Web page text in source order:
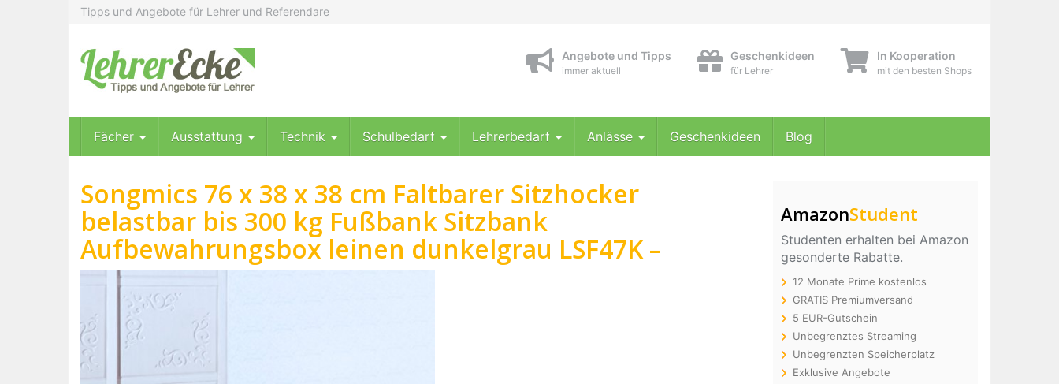
Tipps und Angebote für Lehrer und Referendare
Angebote und Tipps
immer aktuell
Geschenkideen
für Lehrer
In Kooperation
mit den besten Shops
Fächer Ausstattung Technik Schulbedarf Lehrerbedarf Anlässe Geschenkideen Blog
Songmics 76 x 38 x 38 cm Faltbarer Sitzhocker
belastbar bis 300 kg Fußbank Sitzbank
Aufbewahrungsbox leinen dunkelgrau LSF47K –
AmazonStudent
Studenten erhalten bei Amazon
gesonderte Rabatte.
12 Monate Prime kostenlos
GRATIS Premiumversand
5 EUR-Gutschein
Unbegrenztes Streaming
Unbegrenzten Speicherplatz
Exklusive Angebote